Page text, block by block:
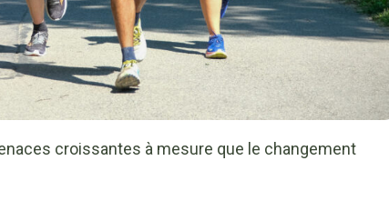
croissantes à mesure que le changement